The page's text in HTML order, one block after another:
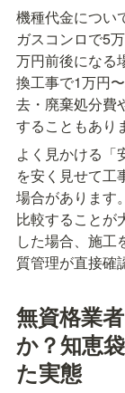
機種代金につい
ガスコンロで5
万円前後になる
換工事で1万円
去・廃棄処分費
することもあり
よく見かける「
を安く見せて工
場合があります
比較することが
した場合、施工
質管理が直接確
無資格業
か？知恵
た実態